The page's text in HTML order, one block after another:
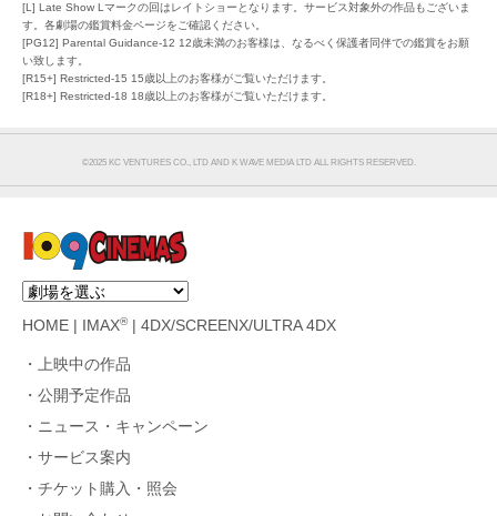
[L] Late Show Lマークの回はレイトショーとなります。サービス対象外の作品もございま
す。各劇場の鑑賞料金ページをご確認ください。
[PG12] Parental Guidance-12 12歳未満のお客様は、なるべく保護者同伴での鑑賞をお願
い致します。
[R15+] Restricted-15 15歳以上のお客様がご覧いただけます。
[R18+] Restricted-18 18歳以上のお客様がご覧いただけます。
©︎2025 KC VENTURES CO., LTD AND K WAVE MEDIA LTD ALL RIGHTS RESERVED.
HOME IMAX®| 4DX/SCREENX/ULTRA 4DX
上映中の作品
公開予定作品
ニュース・キャンペーン
サービス案内
チケット購入・照会